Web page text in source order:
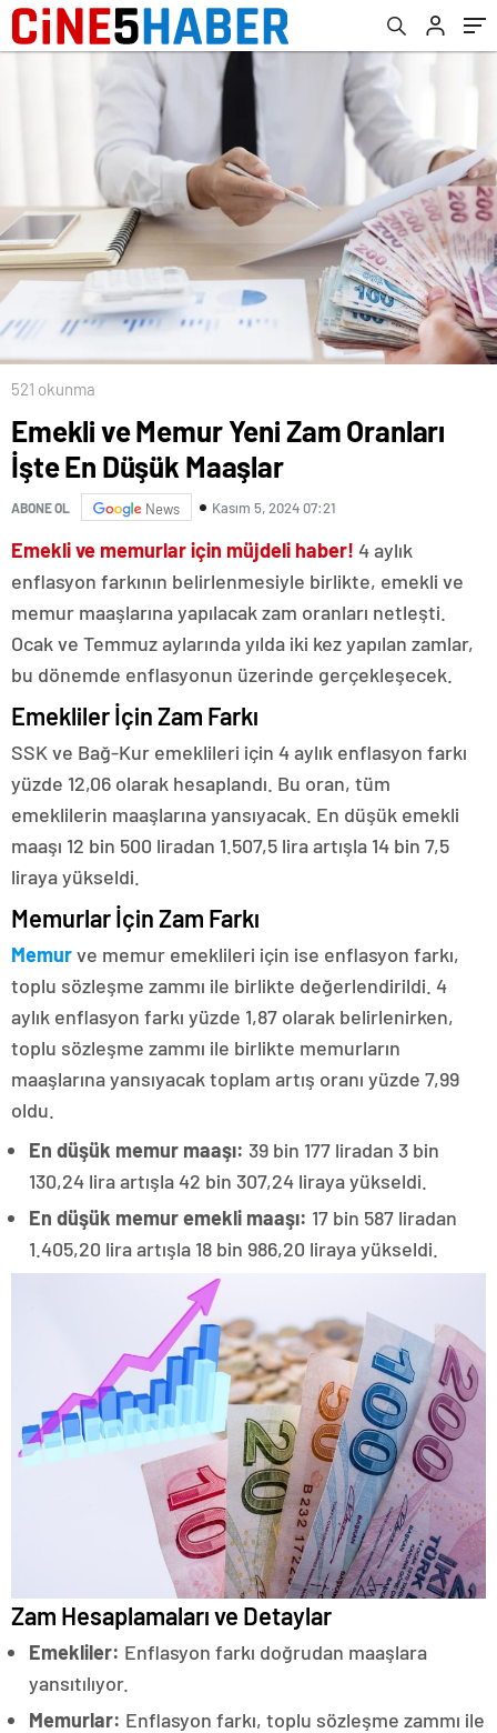
521 okunma
Emekli ve Memur Yeni Zam Oranları
İşte En Düşük Maaşlar
ABONE OL News Kasım 5, 2024 07:21
Emekli ve memurlar için müjdeli haber! 4 aylık
enflasyon farkının belirlenmesiyle birlikte, emekli ve
memur maaşlarına yapılacak zam oranları netleşti.
Ocak ve Temmuz aylarında yılda iki kez yapılan zamlar,
bu dönemde enflasyonun üzerinde gerçekleşecek.
Emekliler İçin Zam Farkı
SSK ve Bağ-Kur emeklileri için 4 aylık enflasyon farkı
yüzde 12,06 olarak hesaplandı. Bu oran, tüm
emeklilerin maaşlarına yansıyacak. En düşük emekli
maaşı 12 bin 500 liradan 1.507,5 lira artışla 14 bin 7,5
liraya yükseldi.
Memurlar İçin Zam Farkı
Memurve memur emeklileri için ise enflasyon farkı,
toplu sözleşme zammı ile birlikte değerlendirildi. 4
aylık enflasyon farkı yüzde 1,87 olarak belirlenirken,
toplu sözleşme zammı ile birlikte memurların
maaşlarına yansıyacak toplam artış oranı yüzde 7,99
oldu.
En düşük memur maaşı: 39 bin 177 liradan 3 bin
130,24 lira artışla 42 bin 307,24 liraya yükseldi.
En düşük memur emekli maaşı: 17 bin 587 liradan
1.405,20 lira artışla 18 bin 986,20 liraya yükseldi.
Zam Hesaplamaları ve Detaylar
Emekliler: Enflasyon farkı doğrudan maaşlara
yansıtılıyor.
Memurlar: Enflasyon farkı, toplu sözleşme zammı ile